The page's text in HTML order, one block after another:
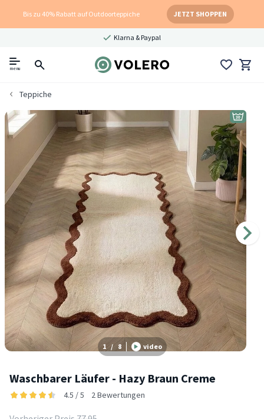
Bis zu 40% Rabatt auf Outdoorteppiche JETZT SHOPPEN
Klarna & Paypal
menu
Teppiche
1 / 8 video
Waschbarer Läufer - Hazy Braun Creme
4.5 / 5 2 Bewertungen